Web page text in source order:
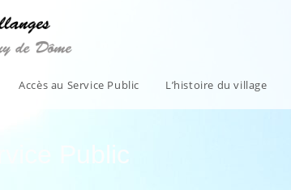
Accès au Service Public L’histoire du village
Public